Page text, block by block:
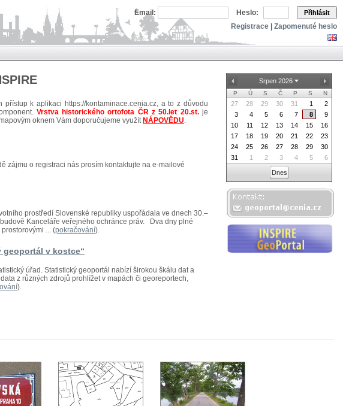
Email: Heslo: Přihlásit
Registrace Zapomenuté heslo
k aplikaci https://kontaminace.cenia.cz, a to z důvodu
Vrstva historického ortofota ČR z 50.let 20.st.je
oknem Vám doporučujeme využít NÁPOVĚDU.
zájmu o registraci nás prosím kontaktujte na e-mailové
prostředí Slovenské republiky uspořádala ve dnech 30.–
Kanceláře veřejného ochránce práv. Dva dny plné
... (pokračování).
geoportál v kostce“
úřad. Statistický geoportál nabízí širokou škálu dat a
z různých zdrojů prohlížet v mapách či georeportech,
).
Srpen 2026
P Ú S Č P S N
27 28 29 30 31 1
2
3
4 5 6 7 8
9
10
11 12 13 14 15
16
17
18 19 20 21 22
23
24
25 26 27 28 29
30
31
1 2 3 4 5 6
Dnes